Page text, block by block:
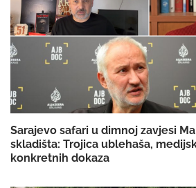
Sarajevo safari u dimnoj zavjesi
skladišta: Trojica ublehaša,
konkretnih dokaza